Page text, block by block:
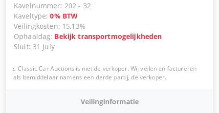
Kavelnummer: 202 - 32
Kaveltype:0% BTW
Veilingkosten: 15,13%
Ophaaldag: Bekijk transportmogelijkheden
Sluit: 31 July
Classic Car Auctions is niet de verkoper. Wij veilen en factureren
als bemiddelaar namens een derde partij, de verkoper.
Veilinginformatie